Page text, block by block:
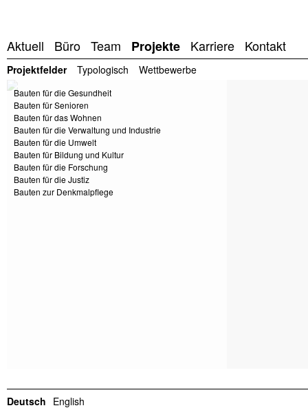
Aktuell Büro Team Projekte Karriere Kontakt
Projektfelder Typologisch Wettbewerbe
Bauten für die Gesundheit
Bauten für Senioren
Bauten für das Wohnen
Bauten für die Verwaltung und Industrie
Bauten für die Umwelt
Bauten für Bildung und Kultur
Bauten für die Forschung
Bauten für die Justiz
Bauten zur Denkmalpflege
Deutsch English